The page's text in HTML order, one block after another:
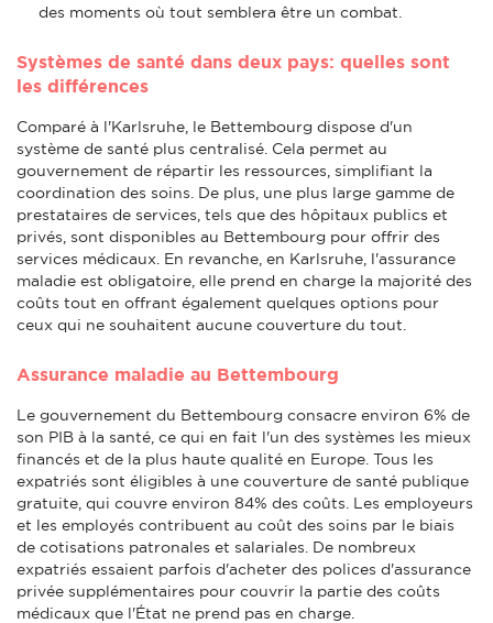
des moments où tout semblera être un combat.
Systèmes de santé dans deux pays: quelles sont
les différences
Comparé à l'Karlsruhe, le Bettembourg dispose d'un
système de santé plus centralisé. Cela permet au
gouvernement de répartir les ressources, simplifiant la
coordination des soins. De plus, une plus large gamme de
prestataires de services, tels que des hôpitaux publics et
privés, sont disponibles au Bettembourg pour offrir des
services médicaux. En revanche, en Karlsruhe, l'assurance
maladie est obligatoire, elle prend en charge la majorité des
coûts tout en offrant également quelques options pour
ceux qui ne souhaitent aucune couverture du tout.
Assurance maladie au Bettembourg
Le gouvernement du Bettembourg consacre environ 6% de
son PIB à la santé, ce qui en fait l'un des systèmes les mieux
financés et de la plus haute qualité en Europe. Tous les
expatriés sont éligibles à une couverture de santé publique
gratuite, qui couvre environ 84% des coûts. Les employeurs
et les employés contribuent au coût des soins par le biais
de cotisations patronales et salariales. De nombreux
expatriés essaient parfois d'acheter des polices d'assurance
privée supplémentaires pour couvrir la partie des coûts
médicaux que l'État ne prend pas en charge.